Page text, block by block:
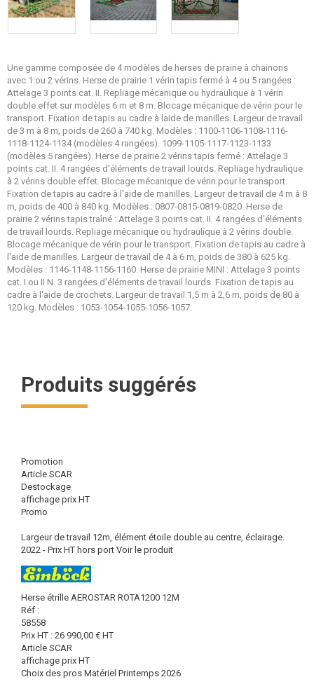
Une gamme composée de 4 modèles de herses de prairie à chainons
avec 1 ou 2 vérins. Herse de prairie 1 vérin tapis fermé à 4 ou 5 rangées :
Attelage 3 points cat. II. Repliage mécanique ou hydraulique à 1 vérin
double effet sur modèles 6 m et 8 m. Blocage mécanique de vérin pour le
transport. Fixation de tapis au cadre à laide de manilles. Largeur de travail
de 3 m à 8 m, poids de 260 à 740 kg. Modèles : 1100-1106-1108-1116-
1118-1124-1134 (modèles 4 rangées). 1099-1105-1117-1123-1133
(modèles 5 rangées). Herse de prairie 2 vérins tapis fermé : Attelage 3
points cat. II. 4 rangées d'éléments de travail lourds. Repliage hydraulique
à 2 vérins double effet. Blocage mécanique de vérin pour le transport.
Fixation de tapis au cadre à l'aide de manilles. Largeur de travail de 4 m à 8
m, poids de 400 à 840 kg. Modèles : 0807-0815-0819-0820. Herse de
prairie 2 vérins tapis traîné : Attelage 3 points cat. II. 4 rangées d'éléments
de travail lourds. Repliage mécanique ou hydraulique à 2 vérins double.
Blocage mécanique de vérin pour le transport. Fixation de tapis au cadre à
l'aide de manilles. Largeur de travail de 4 à 6 m, poids de 380 à 625 kg.
Modèles : 1146-1148-1156-1160. Herse de prairie MINI : Attelage 3 points
cat. I ou II N. 3 rangées d'éléments de travail lourds. Fixation de tapis au
cadre à l'aide de crochets. Largeur de travail 1,5 m à 2,6 m, poids de 80 à
120 kg. Modèles : 1053-1054-1055-1056-1057.
Produits suggérés
Promotion
Article SCAR
Destockage
affichage prix HT
Promo
Largeur de travail 12m, élément étoile double au centre, éclairage.
2022 - Prix HT hors port Voir le produit
Herse étrille AEROSTAR ROTA1200 12M
Réf :
58558
Prix HT : 26 990,00 € HT
Article SCAR
affichage prix HT
Choix des pros Matériel Printemps 2026